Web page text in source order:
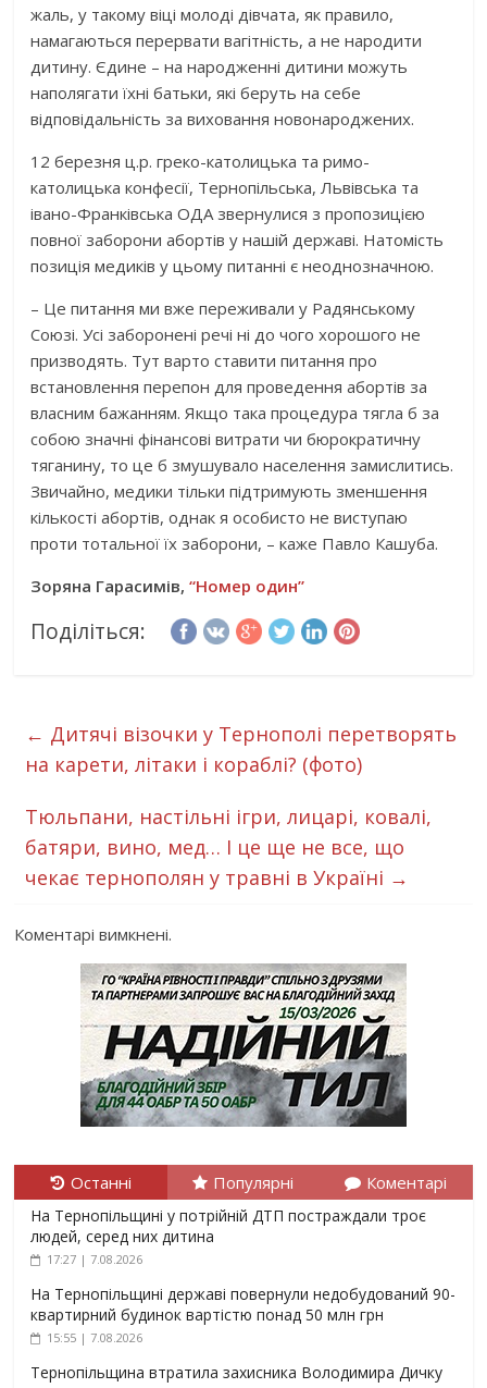
жаль, у такому віці молоді дівчата, як правило,
намагаються перервати вагітність, а не народити
дитину. Єдине – на народженні дитини можуть
наполягати їхні батьки, які беруть на себе
відповідальність за виховання новонароджених.
12 березня ц.р. греко-католицька та римо-
католицька конфесії, Тернопільська, Львівська та
івано-Франківська ОДА звернулися з пропозицією
повної заборони абортів у нашій державі. Натомість
позиція медиків у цьому питанні є неоднозначною.
– Це питання ми вже переживали у Радянському
Союзі. Усі заборонені речі ні до чого хорошого не
призводять. Тут варто ставити питання про
встановлення перепон для проведення абортів за
власним бажанням. Якщо така процедура тягла б за
собою значні фінансові витрати чи бюрократичну
тяганину, то це б змушувало населення замислитись.
Звичайно, медики тільки підтримують зменшення
кількості абортів, однак я особисто не виступаю
проти тотальної їх заборони, – каже Павло Кашуба.
Зоряна Гарасимів, “Номер один”
Поділіться:
← Дитячі візочки у Тернополі перетворять
на карети, літаки і кораблі? (фото)
Тюльпани, настільні ігри, лицарі, ковалі,
батяри, вино, мед… І це ще не все, що
чекає тернополян у травні в Україні →
Коментарі вимкнені.
Останні Популярні Коментарі
На Тернопільщині у потрійній ДТП постраждали троє
людей, серед них дитина
17:27 | 7.08.2026
На Тернопільщині державі повернули недобудований 90-
квартирний будинок вартістю понад 50 млн грн
15:55 | 7.08.2026
Тернопільщина втратила захисника Володимира Дичку